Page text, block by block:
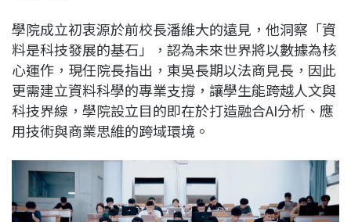
學院成立初衷源於前校長潘維大的遠見，他洞察「資
料是科技發展的基石」，認為未來世界將以數據為核
心運作，現任院長指出，東吳長期以法商見長，因此
更需建立資料科學的專業支撐，讓學生能跨越人文與
科技界線，學院設立目的即在於打造融合AI分析、應
用技術與商業思維的跨域環境。